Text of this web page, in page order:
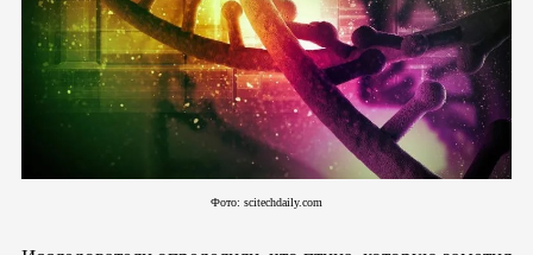
Фото: scitechdaily.com